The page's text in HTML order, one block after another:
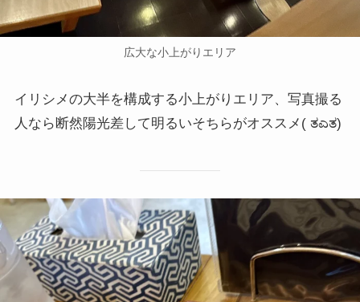
広大な小上がりエリア
イリシメの大半を構成する小上がりエリア、写真撮る
人なら断然陽光差して明るいそちらがオススメ( ತಎತ)